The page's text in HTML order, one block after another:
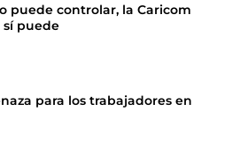
puede controlar, la Caricom
sí puede
para los trabajadores en